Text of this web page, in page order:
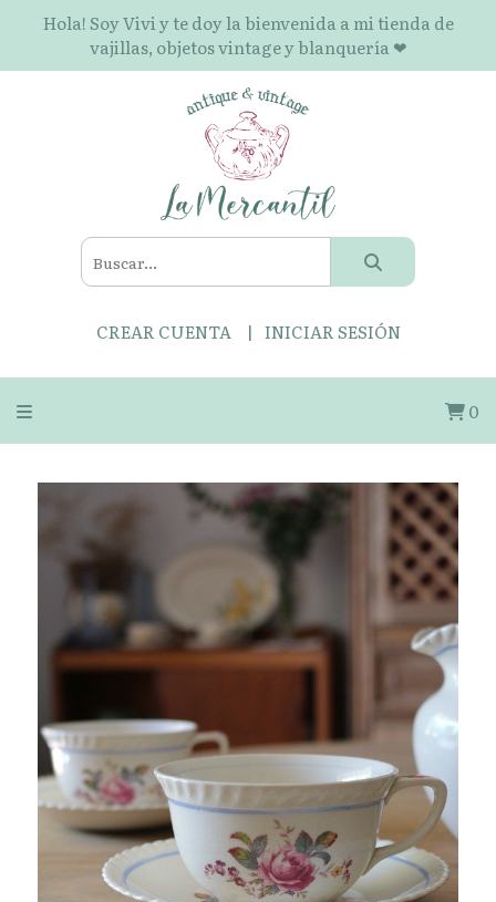
Hola! Soy Vivi y te doy la bienvenida a mi tienda de
vajillas, objetos vintage y blanquería ❤
CREAR CUENTA INICIAR SESIÓN
0